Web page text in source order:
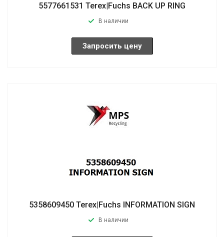
5577661531 Terex|Fuchs BACK UP RING
В наличии
Запросить цену
5358609450 Terex|Fuchs INFORMATION SIGN
В наличии